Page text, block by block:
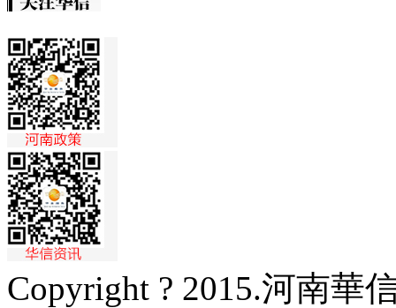
Copyright ? 2015.河南華